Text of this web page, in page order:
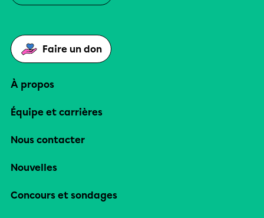
Faire un don
À propos
Équipe et carrières
Nous contacter
Nouvelles
Concours et sondages